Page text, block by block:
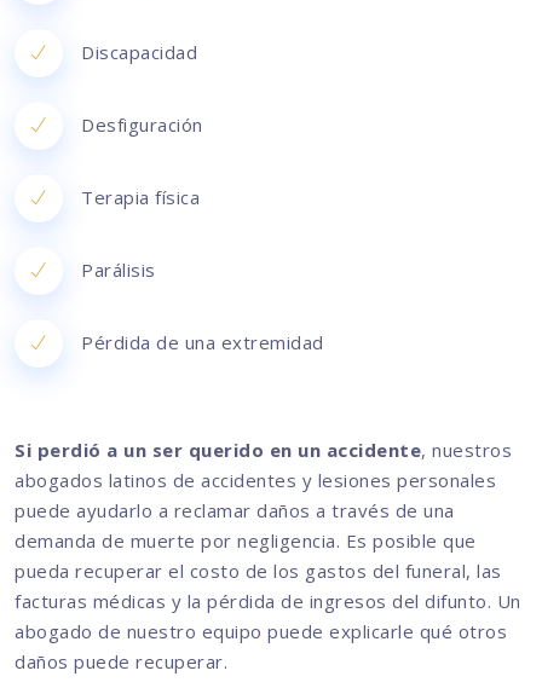
Discapacidad
Desfiguración
Terapia física
Parálisis
Pérdida de una extremidad
Si perdió a un ser querido en un accidente, nuestros
abogados latinos de accidentes y lesiones personales
puede ayudarlo a reclamar daños a través de una
demanda de muerte por negligencia. Es posible que
pueda recuperar el costo de los gastos del funeral, las
facturas médicas y la pérdida de ingresos del difunto. Un
abogado de nuestro equipo puede explicarle qué otros
daños puede recuperar.